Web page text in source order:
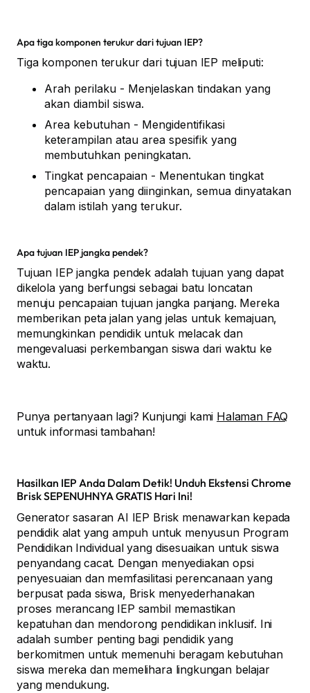
Apa tiga komponen terukur dari tujuan IEP?
Tiga komponen terukur dari tujuan IEP meliputi:
Arah perilaku - Menjelaskan tindakan yang
akan diambil siswa.
Area kebutuhan - Mengidentifikasi
keterampilan atau area spesifik yang
membutuhkan peningkatan.
Tingkat pencapaian - Menentukan tingkat
pencapaian yang diinginkan, semua dinyatakan
dalam istilah yang terukur.
Apa tujuan IEP jangka pendek?
Tujuan IEP jangka pendek adalah tujuan yang dapat
dikelola yang berfungsi sebagai batu loncatan
menuju pencapaian tujuan jangka panjang. Mereka
memberikan peta jalan yang jelas untuk kemajuan,
memungkinkan pendidik untuk melacak dan
mengevaluasi perkembangan siswa dari waktu ke
waktu.
Punya pertanyaan lagi? Kunjungi kami Halaman FAQ
untuk informasi tambahan!
Hasilkan IEP Anda Dalam Detik! Unduh Ekstensi Chrome
Brisk SEPENUHNYA GRATIS Hari Ini!
Generator sasaran AI IEP Brisk menawarkan kepada
pendidik alat yang ampuh untuk menyusun Program
Pendidikan Individual yang disesuaikan untuk siswa
penyandang cacat. Dengan menyediakan opsi
penyesuaian dan memfasilitasi perencanaan yang
berpusat pada siswa, Brisk menyederhanakan
proses merancang IEP sambil memastikan
kepatuhan dan mendorong pendidikan inklusif. Ini
adalah sumber penting bagi pendidik yang
berkomitmen untuk memenuhi beragam kebutuhan
siswa mereka dan memelihara lingkungan belajar
yang mendukung.